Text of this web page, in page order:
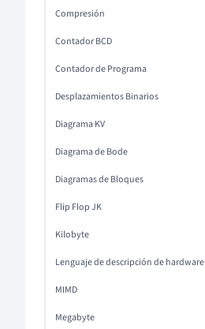
Compresión
Contador BCD
Contador de Programa
Desplazamientos Binarios
Diagrama KV
Diagrama de Bode
Diagramas de Bloques
Flip Flop JK
Kilobyte
Lenguaje de descripción de hardware
MIMD
Megabyte